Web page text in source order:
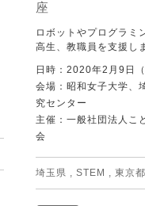
座
ロボットやプログラミ
高生、教職員を支援し
日時：2020年2月9日
会場：昭和女子大学、
究センター
主催：一般社団法人こ
会
埼玉県 , STEM , 東京都